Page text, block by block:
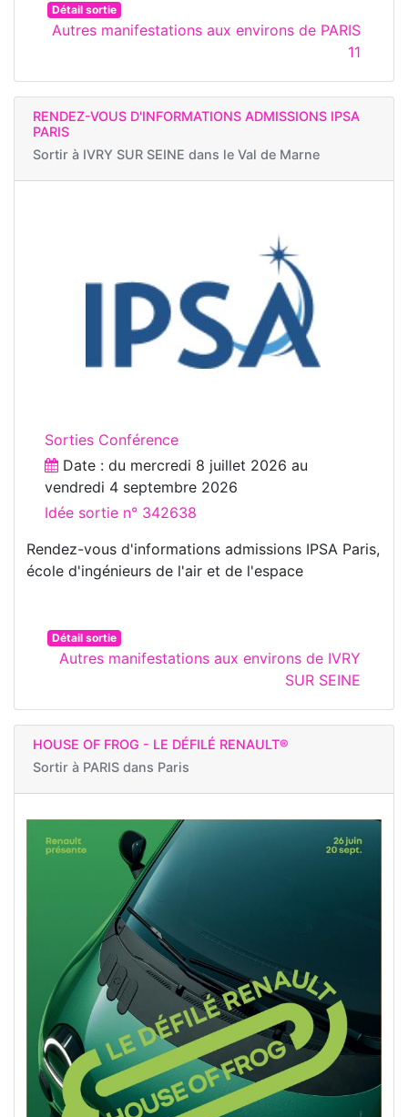
Détail sortie
Autres manifestations aux environs de PARIS
11
RENDEZ-VOUS D'INFORMATIONS ADMISSIONS IPSA
PARIS
Sortir à IVRY SUR SEINE dans le Val de Marne
Sorties Conférence
Date : du mercredi 8 juillet 2026 au
vendredi 4 septembre 2026
Idée sortie n° 342638
Rendez-vous d'informations admissions IPSA Paris,
école d'ingénieurs de l'air et de l'espace
Détail sortie
Autres manifestations aux environs de IVRY
SUR SEINE
HOUSE OF FROG - LE DÉFILÉ RENAULT®
Sortir à PARIS dans Paris